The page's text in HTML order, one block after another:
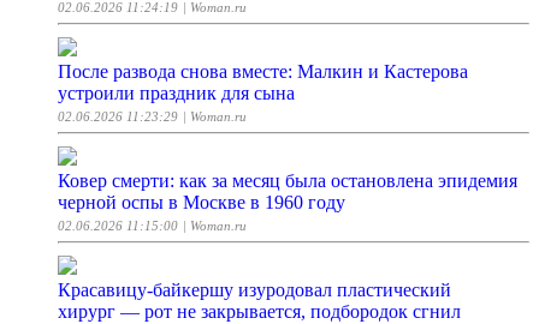
02.06.2026 11:24:19 | Woman.ru
После развода снова вместе: Малкин и Кастерова
устроили праздник для сына
02.06.2026 11:23:29 | Woman.ru
Ковер смерти: как за месяц была остановлена эпидемия
черной оспы в Москве в 1960 году
02.06.2026 11:15:00 | Woman.ru
Красавицу-байкершу изуродовал пластический
хирург — рот не закрывается, подбородок сгнил